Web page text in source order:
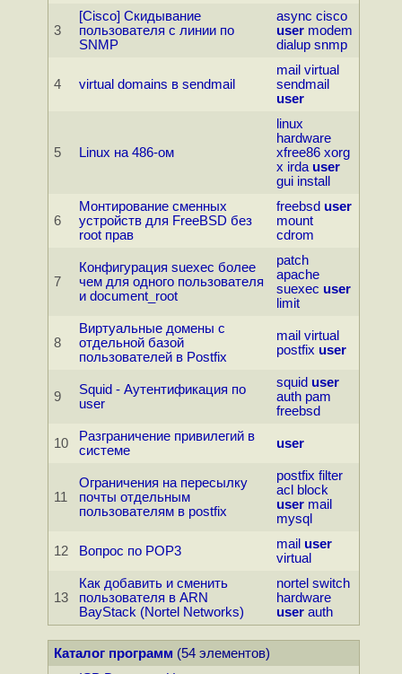
3
[Cisco] Скидывание
пользователя с линии по
SNMP
async cisco
user modem
dialup snmp
4 virtual domains в sendmail
mail virtual
sendmail
user
5 Linux на 486-ом
linux
hardware
xfree86 xorg
x irda user
gui install
6
Монтирование сменных
устройств для FreeBSD без
root прав
freebsd user
mount
cdrom
7
Конфигурация suexec более
чем для одного пользователя
и document_root
patch
apache
suexec user
limit
8
Виртуальные домены с
отдельной базой
пользователей в Postfix
mail virtual
postfix user
9
Squid - Аутентификация по
user
squid user
auth pam
freebsd
10
Разграничение привилегий в
системе
user
11
Ограничения на пересылку
почты отдельным
пользователям в postfix
postfix filter
acl
block
user mail
mysql
12 Вопpос по POP3 mail user
virtual
13
Как добавить и сменить
пользователя в ARN
BayStack (Nortel Networks)
nortel switch
hardware
user auth
Каталог программ (54 элементов)